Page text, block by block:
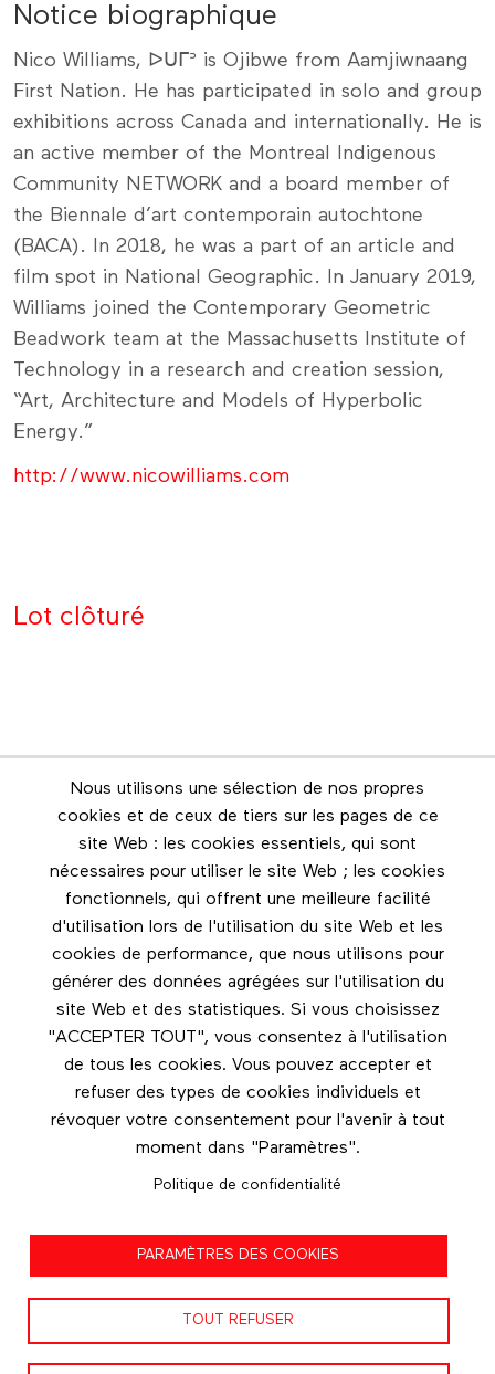
Notice biographique
Nico Williams, ᐅᑌᒥᐣ is Ojibwe from Aamjiwnaang
First Nation. He has participated in solo and group
exhibitions across Canada and internationally. He is
an active member of the Montreal Indigenous
Community NETWORK and a board member of
the Biennale d’art contemporain autochtone
(BACA). In 2018, he was a part of an article and
film spot in National Geographic. In January 2019,
Williams joined the Contemporary Geometric
Beadwork team at the Massachusetts Institute of
Technology in a research and creation session,
“Art, Architecture and Models of Hyperbolic
Energy.”
http://www.nicowilliams.com
Lot clôturé
Nous utilisons une sélection de nos propres
cookies et de ceux de tiers sur les pages de ce
site Web : les cookies essentiels, qui sont
nécessaires pour utiliser le site Web ; les cookies
fonctionnels, qui offrent une meilleure facilité
d'utilisation lors de l'utilisation du site Web et les
cookies de performance, que nous utilisons pour
générer des données agrégées sur l'utilisation du
site Web et des statistiques. Si vous choisissez
"ACCEPTER TOUT", vous consentez à l'utilisation
de tous les cookies. Vous pouvez accepter et
refuser des types de cookies individuels et
révoquer votre consentement pour l'avenir à tout
moment dans "Paramètres".
Politique de confidentialité
PARAMÈTRES DES COOKIES
TOUT REFUSER
Infolettre
Restez en contact grâce à l'infolettre
Footer menu
Les éditions Esse
Instagram
Facebook
Nous contacter
Politique de confidentialité